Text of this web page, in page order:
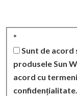
*
Sunt de
produsele Sun
acord cu
confidențialitate.